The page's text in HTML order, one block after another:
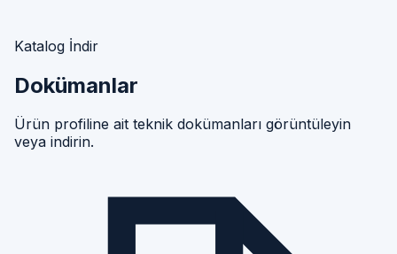
Katalog İndir
Dokümanlar
Ürün profiline ait teknik dokümanları görüntüleyin
veya indirin.